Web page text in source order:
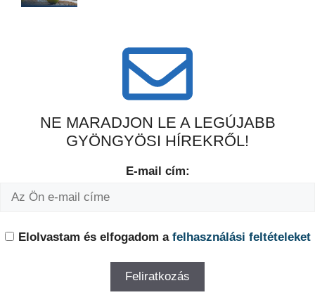
NE MARADJON LE A LEGÚJABB
GYÖNGYÖSI HÍREKRŐL!
E-mail cím:
Elolvastam és elfogadom a felhasználási feltételeket